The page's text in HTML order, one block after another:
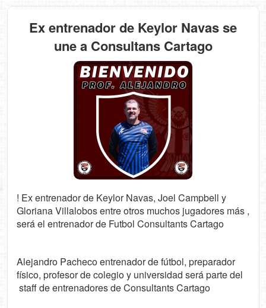
Ex entrenador de Keylor Navas se
une a Consultans Cartago
! Ex entrenador de Keylor Navas, Joel Campbell y
Gloriana Villalobos entre otros muchos jugadores más ,
será el entrenador de Futbol Consultants Cartago
Alejandro Pacheco entrenador de fútbol, preparador
físico, profesor de colegio y universidad será parte del
staff de entrenadores de Consultants Cartago